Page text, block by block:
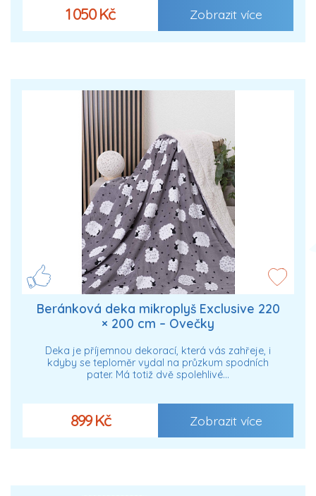
1 050 Kč Zobrazit více
Beránková deka mikroplyš Exclusive 220
× 200 cm – Ovečky
Deka je příjemnou dekorací, která vás zahřeje, i
kdyby se teploměr vydal na průzkum spodních
pater. Má totiž dvě spolehlivé…
899 Kč Zobrazit více